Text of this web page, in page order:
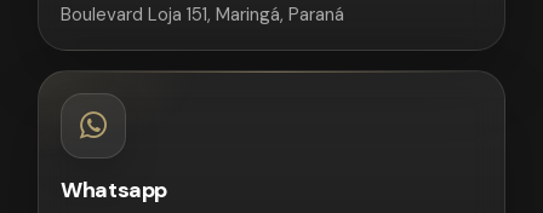
Boulevard Loja 151, Maringá, Paraná
Whatsapp